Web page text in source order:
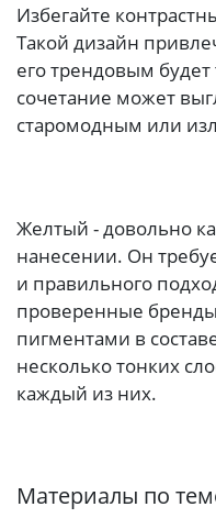
Избегайте
Такой дизайн
его трендовым
сочетание может
старомодным или
Желтый - довольно
нанесении. Он
и правильного
проверенные
пигментами в
несколько тонких
каждый из них.
Материалы по